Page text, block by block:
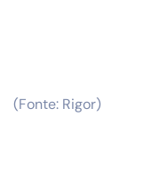
(Fonte: Rigor)